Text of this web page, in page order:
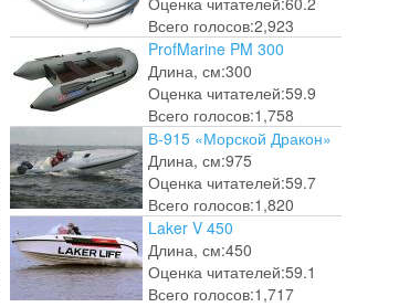
Всего голосов:2,923
ProfMarine PM 300
Длина, см:300
Оценка читателей:59.9
Всего голосов:1,758
В-915 «Морской Дракон»
Длина, см:975
Оценка читателей:59.7
Всего голосов:1,820
Laker V 450
Длина, см:450
Оценка читателей:59.1
Всего голосов:1,717